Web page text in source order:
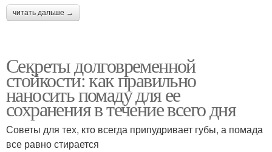
читать дальше →
Секреты долговременной
стойкости: как правильно
наносить помаду для ее
сохранения в течение всего дня
Советы для тех, кто всегда припудривает губы, а помада
все равно стирается